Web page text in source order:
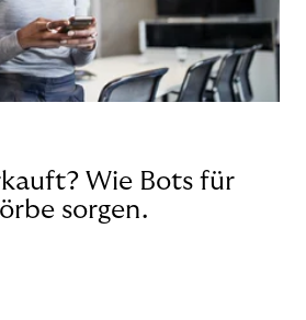
Wie Bots für
sorgen.